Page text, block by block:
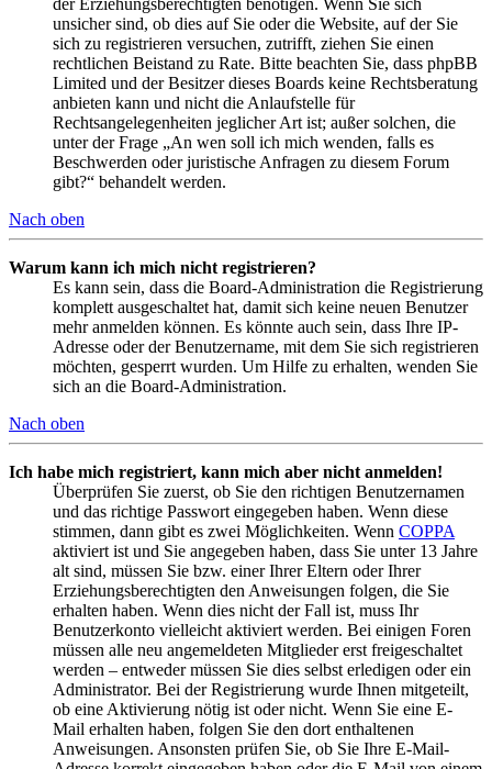
der Erziehungsberechtigten benötigen. Wenn Sie sich
unsicher sind, ob dies auf Sie oder die Website, auf der Sie
sich zu registrieren versuchen, zutrifft, ziehen Sie einen
rechtlichen Beistand zu Rate. Bitte beachten Sie, dass phpBB
Limited und der Besitzer dieses Boards keine Rechtsberatung
anbieten kann und nicht die Anlaufstelle für
Rechtsangelegenheiten jeglicher Art ist; außer solchen, die
unter der Frage „An wen soll ich mich wenden, falls es
Beschwerden oder juristische Anfragen zu diesem Forum
gibt?“ behandelt werden.
Nach oben
Warum kann ich mich nicht registrieren?
Es kann sein, dass die Board-Administration die Registrierung
komplett ausgeschaltet hat, damit sich keine neuen Benutzer
mehr anmelden können. Es könnte auch sein, dass Ihre IP-
Adresse oder der Benutzername, mit dem Sie sich registrieren
möchten, gesperrt wurden. Um Hilfe zu erhalten, wenden Sie
sich an die Board-Administration.
Nach oben
Ich habe mich registriert, kann mich aber nicht anmelden!
Überprüfen Sie zuerst, ob Sie den richtigen Benutzernamen
und das richtige Passwort eingegeben haben. Wenn diese
stimmen, dann gibt es zwei Möglichkeiten. Wenn COPPA
aktiviert ist und Sie angegeben haben, dass Sie unter 13 Jahre
alt sind, müssen Sie bzw. einer Ihrer Eltern oder Ihrer
Erziehungsberechtigten den Anweisungen folgen, die Sie
erhalten haben. Wenn dies nicht der Fall ist, muss Ihr
Benutzerkonto vielleicht aktiviert werden. Bei einigen Foren
müssen alle neu angemeldeten Mitglieder erst freigeschaltet
werden – entweder müssen Sie dies selbst erledigen oder ein
Administrator. Bei der Registrierung wurde Ihnen mitgeteilt,
ob eine Aktivierung nötig ist oder nicht. Wenn Sie eine E-
Mail erhalten haben, folgen Sie den dort enthaltenen
Anweisungen. Ansonsten prüfen Sie, ob Sie Ihre E-Mail-